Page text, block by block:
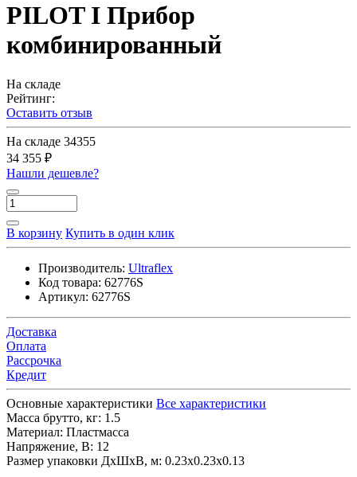
PILOT I Прибор
комбинированный
На складе
Рейтинг:
Оставить отзыв
На складе 34355
34 355 ₽
Нашли дешевле?
В корзину Купить в один клик
Производитель: Ultraflex
Код товара: 62776S
Артикул: 62776S
Доставка
Оплата
Рассрочка
Кредит
Основные характеристики Все характеристики
Масса брутто, кг: 1.5
Материал: Пластмасса
Напряжение, В: 12
Размер упаковки ДхШхВ, м: 0.23x0.23x0.13